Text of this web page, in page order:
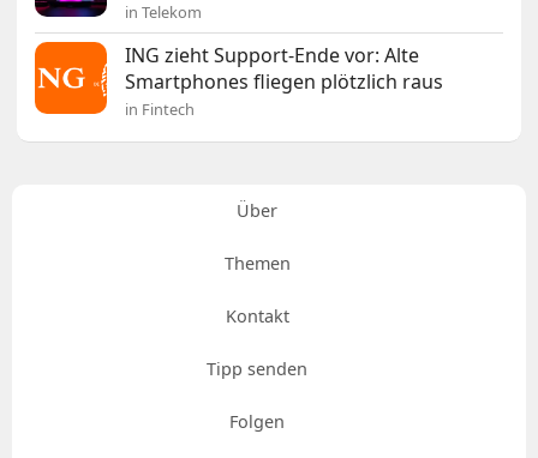
in Telekom
ING zieht Support-Ende vor: Alte
Smartphones fliegen plötzlich raus
in Fintech
Über
Themen
Kontakt
Tipp senden
Folgen